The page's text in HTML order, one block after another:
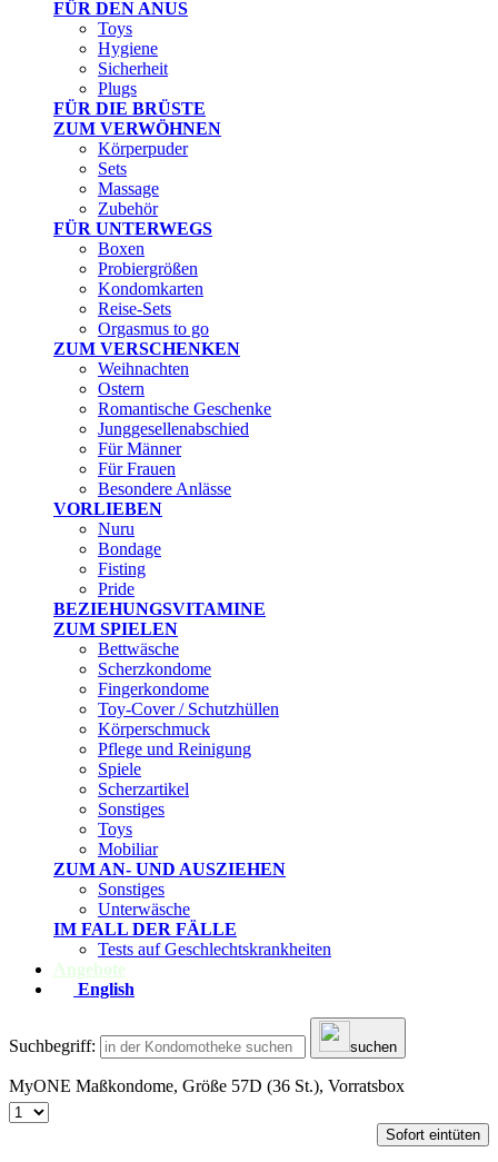
FÜR DEN ANUS
Toys
Hygiene
Sicherheit
Plugs
FÜR DIE BRÜSTE
ZUM VERWÖHNEN
Körperpuder
Sets
Massage
Zubehör
FÜR UNTERWEGS
Boxen
Probiergrößen
Kondomkarten
Reise-Sets
Orgasmus to go
ZUM VERSCHENKEN
Weihnachten
Ostern
Romantische Geschenke
Junggesellenabschied
Für Männer
Für Frauen
Besondere Anlässe
VORLIEBEN
Nuru
Bondage
Fisting
Pride
BEZIEHUNGSVITAMINE
ZUM SPIELEN
Bettwäsche
Scherzkondome
Fingerkondome
Toy-Cover / Schutzhüllen
Körperschmuck
Pflege und Reinigung
Spiele
Scherzartikel
Sonstiges
Toys
Mobiliar
ZUM AN- UND AUSZIEHEN
Sonstiges
Unterwäsche
IM FALL DER FÄLLE
Tests auf Geschlechtskrankheiten
Angebote
English
Suchbegriff: suchen
MyONE Maßkondome, Größe 57D (36 St.), Vorratsbox
Sofort eintüten